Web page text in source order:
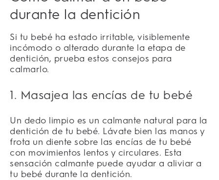
durante la dentición
Si tu bebé ha estado irritable, visiblemente
incómodo o alterado durante la etapa de
dentición, prueba estos consejos para
calmarlo.
1. Masajea las encías de tu bebé
Un dedo limpio es un calmante natural para la
dentición de tu bebé. Lávate bien las manos y
frota un diente sobre las encías de tu bebé
con movimientos lentos y circulares. Esta
sensación calmante puede ayudar a aliviar a
tu bebé durante la dentición.